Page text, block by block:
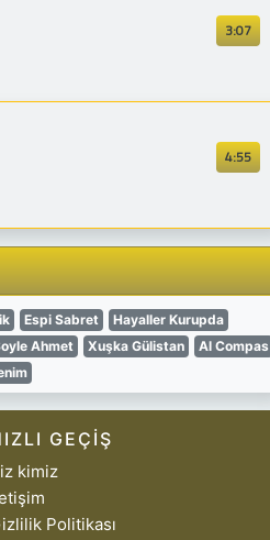
3:07
4:55
Espi Sabret
Hayaller Kurupda
Ahmet Xuşka Gülistan
Al Compas
GEÇIŞ
kimiz
Politikası